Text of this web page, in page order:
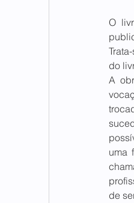
O
do
A
uma
de